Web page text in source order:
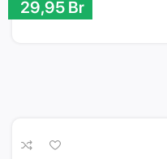
29,95 Br